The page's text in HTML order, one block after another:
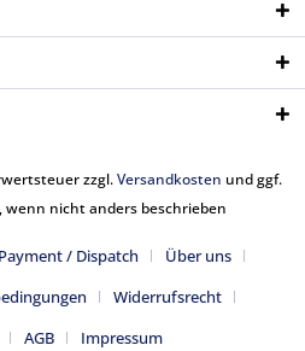
zzgl.Versandkosten und ggf.
nicht anders beschrieben
Payment / Dispatch
Über uns
Widerrufsrecht
AGB Impressum